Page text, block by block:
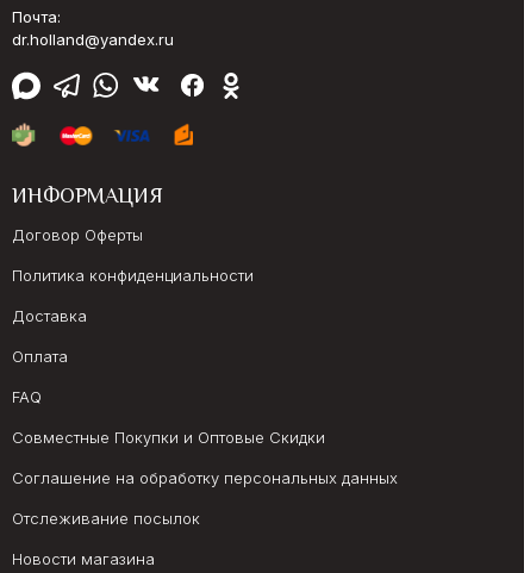
Почта:
dr.holland@yandex.ru
ИНФОРМАЦИЯ
Договор Оферты
Политика конфиденциальности
Доставка
Оплата
FAQ
Совместные Покупки и Оптовые Скидки
Соглашение на обработку персональных данных
Отслеживание посылок
Новости магазина